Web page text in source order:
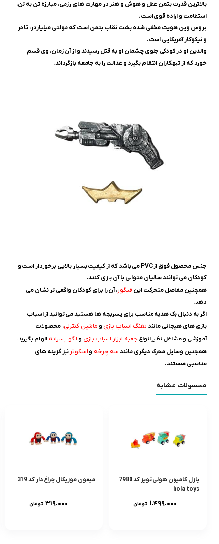
بالاترین قدرت بتمن عقل و هوش و هنر در مهارت ‌های رزمی، مبارزه تن به تن،
استقامت و اراده قوی است.
بروس وین هویت مخفی ‌شده پشت نقاب بتمن است که مولتی میلیاردر، تاجر
و نیکوکار آمریکایی است.
والدین او در کودکی جلوی چشمان او به قتل رسیدند و از آن زمان، وی قسم
خورد که از تبهکاران انتقام بگیرد و عدالت را به جامعه بازگرداند.
جنس محصول فوق از PVC می باشد که از کیفیت بسیار بالایی برخوردار است و
کودکان می توانند سالیان متوالی با آن بازی کنند.
همچنین مفاصل متحرکت این فیگور، آن را برای کودکان واقعی تر نشان می
دهد.
اگر به دنبال یک هدیه مناسب برای پسربچه ها هستید می توانید از اسباب
بازی های هیجانی مانندتفنگ اسباب بازی و ماشین کنترلی، محصولات
آموزشی و مشاغل نظیر انواع جعبه ابزار اسباب بازی و لگو پسرانه الهام بگیرید.
همچنین وسایل محرک دیگری مانندسه چرخه و اسکوتر نیز گزینه های
مناسبی هستند.
محصولات مشابه
پازل کامیون هولی تویز کد 7980
hola toys
۱.۴۹۹.۰۰۰ تومان
میمون موزیکال چراغ دار کد 319
۳۱۹.۰۰۰ تومان